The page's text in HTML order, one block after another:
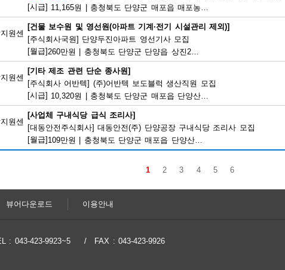
[시급] 11,165원 |
원센
[건물 보수원 및 영선원(아파트 기계·전기 시설관리 제외)]
[주식회사국원] 단양두진아파트 영선기사 모집
[월급] 260만원 | 충청북도 단양군 단양읍 상진2로 17
원센
[기타 제조 관련 단순 종사원]
[주식회사 어반텍] (주)어반텍 보도블럭 생산직원 모집
[시급] 10,320원 | 충청북도 단양군 매포읍 단양산업단지2로 102
원센
[사업체 구내식당 급식 조리사]
[대동안전주식회사] 대동안전(주) 단양공장 구내식당 조리사 모집
[월급] 109만원 | 충청북도 단양군 매포읍 단양산업단지1로 166
1 2 3 4 5 6
뷰어다운로드 이용안내
: 043-423-9923~5
FAX : 043-423-9926